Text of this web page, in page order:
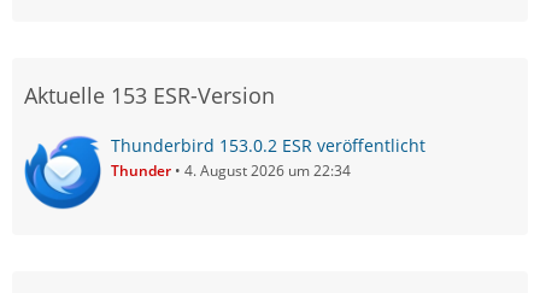
Aktuelle 153 ESR-Version
Thunderbird 153.0.2 ESR veröffentlicht
Thunder 4. August 2026 um 22:34